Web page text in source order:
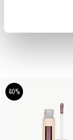
40%